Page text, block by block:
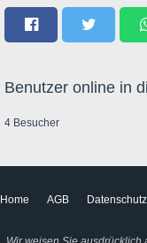
Benutzer online in
4 Besucher
Home AGB